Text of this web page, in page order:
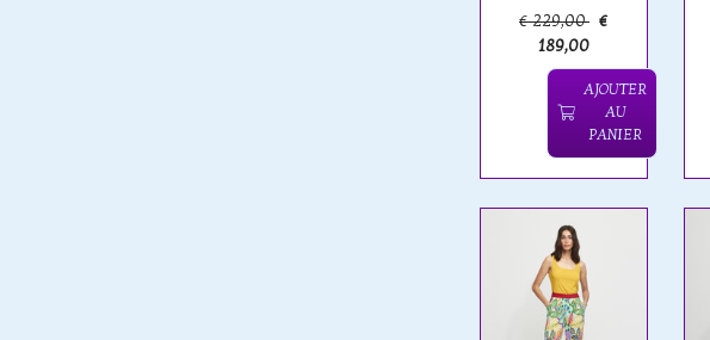
€ 229,00 €
189,00
AJOUTER
AU
PANIER